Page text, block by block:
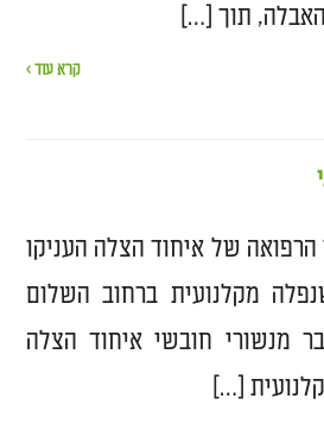
תוך […]
קרא עוד ›
הרפואה של איחוד הצלה העניקו
רפואי ראשוני לגברת כבת 70 שנפלה מקלנועית ברחוב השלום
מנשורי חובשי איחוד הצלה
[…]